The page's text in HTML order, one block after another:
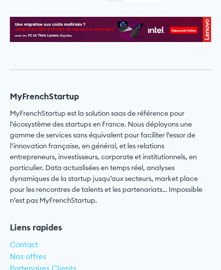
MyFrenchStartup
MyFrenchStartup est la solution saas de référence pour
l’écosystème des startups en France. Nous déployons une
gamme de services sans équivalent pour faciliter l’essor de
l’innovation française, en général, et les relations
entrepreneurs, investisseurs, corporate et institutionnels, en
particulier. Data actualisées en temps réel, analyses
dynamiques de la startup jusqu’aux secteurs, market place
pour les rencontres de talents et les partenariats… Impossible
n’est pas MyFrenchStartup.
Liens rapides
Contact
Nos offres